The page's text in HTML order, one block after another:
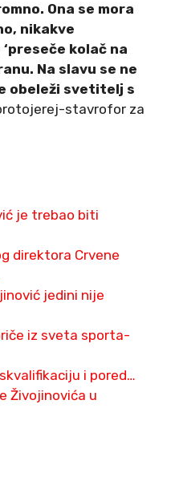
Ona se mora
nikakve
kolač na
Na slavu se ne
obeleži svetitelj s
stavrofor za
je trebao biti
direktora Crvene
jedini nije
iz sveta sporta-
i pored…
Živojinovića u